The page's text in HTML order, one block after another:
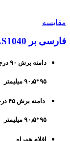
مقایسه
فارسی بر LS1040 ماکیتا
دامنه برش ۹۰ درجه ( طول)
۹۵*۹۰٫۵ میلیمتر
دامنه برش ۴۵ درجه ( طول)
۹۵*۹۰٫۵ میلیمتر
اقلام همراه